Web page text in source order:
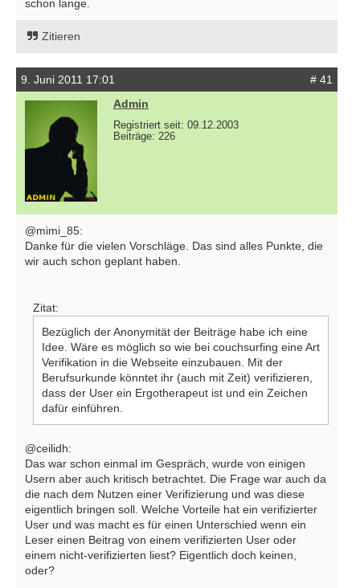
schon lange.
Zitieren
9. Juni 2011 17:01
# 41
Admin
Registriert seit: 09.12.2003
Beiträge: 226
@mimi_85:
Danke für die vielen Vorschläge. Das sind alles Punkte, die
wir auch schon geplant haben.
Zitat:
Bezüglich der Anonymität der Beiträge habe ich eine
Idee. Wäre es möglich so wie bei couchsurfing eine Art
Verifikation in die Webseite einzubauen. Mit der
Berufsurkunde könntet ihr (auch mit Zeit) verifizieren,
dass der User ein Ergotherapeut ist und ein Zeichen
dafür einführen.
@ceilidh:
Das war schon einmal im Gespräch, wurde von einigen
Usern aber auch kritisch betrachtet. Die Frage war auch da
die nach dem Nutzen einer Verifizierung und was diese
eigentlich bringen soll. Welche Vorteile hat ein verifizierter
User und was macht es für einen Unterschied wenn ein
Leser einen Beitrag von einem verifizierten User oder
einem nicht-verifizierten liest? Eigentlich doch keinen,
oder?